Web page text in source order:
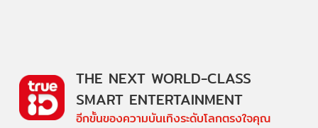
THE NEXT WORLD-CLASS
SMART ENTERTAINMENT
อีกขั้นของความบันเทิงระดับโลกตรงใจคุณ